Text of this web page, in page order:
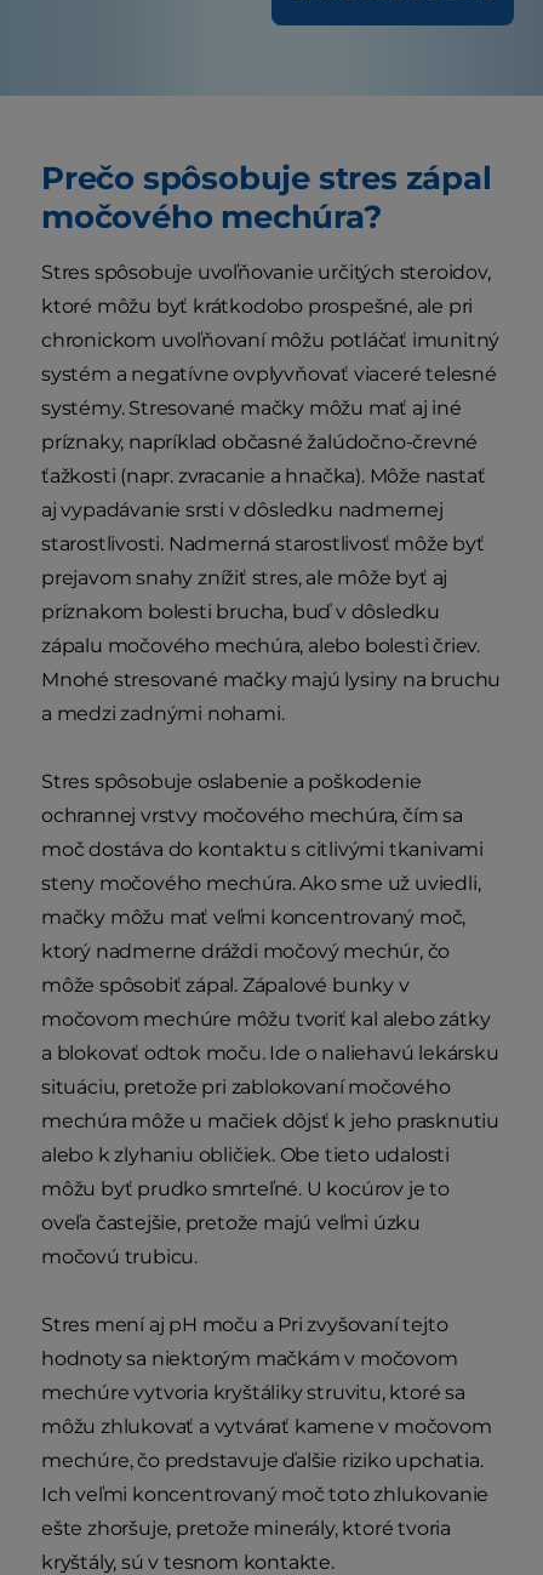
Prečo spôsobuje stres zápal
močového mechúra?
Stres spôsobuje uvoľňovanie určitých steroidov,
ktoré môžu byť krátkodobo prospešné, ale pri
chronickom uvoľňovaní môžu potláčať imunitný
systém a negatívne ovplyvňovať viaceré telesné
systémy. Stresované mačky môžu mať aj iné
príznaky, napríklad občasné žalúdočno-črevné
ťažkosti (napr. zvracanie a hnačka). Môže nastať
aj vypadávanie srsti v dôsledku nadmernej
starostlivosti. Nadmerná starostlivosť môže byť
prejavom snahy znížiť stres, ale môže byť aj
príznakom bolesti brucha, buď v dôsledku
zápalu močového mechúra, alebo bolesti čriev.
Mnohé stresované mačky majú lysiny na bruchu
a medzi zadnými nohami.
Stres spôsobuje oslabenie a poškodenie
ochrannej vrstvy močového mechúra, čím sa
moč dostáva do kontaktu s citlivými tkanivami
steny močového mechúra. Ako sme už uviedli,
mačky môžu mať veľmi koncentrovaný moč,
ktorý nadmerne dráždi močový mechúr, čo
môže spôsobiť zápal. Zápalové bunky v
močovom mechúre môžu tvoriť kal alebo zátky
a blokovať odtok moču. Ide o naliehavú lekársku
situáciu, pretože pri zablokovaní močového
mechúra môže u mačiek dôjsť k jeho prasknutiu
alebo k zlyhaniu obličiek. Obe tieto udalosti
môžu byť prudko smrteľné. U kocúrov je to
oveľa častejšie, pretože majú veľmi úzku
močovú trubicu.
Stres mení aj pH moču a Pri zvyšovaní tejto
hodnoty sa niektorým mačkám v močovom
mechúre vytvoria kryštáliky struvitu, ktoré sa
môžu zhlukovať a vytvárať kamene v močovom
mechúre, čo predstavuje ďalšie riziko upchatia.
Ich veľmi koncentrovaný moč toto zhlukovanie
ešte zhoršuje, pretože minerály, ktoré tvoria
kryštály, sú v tesnom kontakte.